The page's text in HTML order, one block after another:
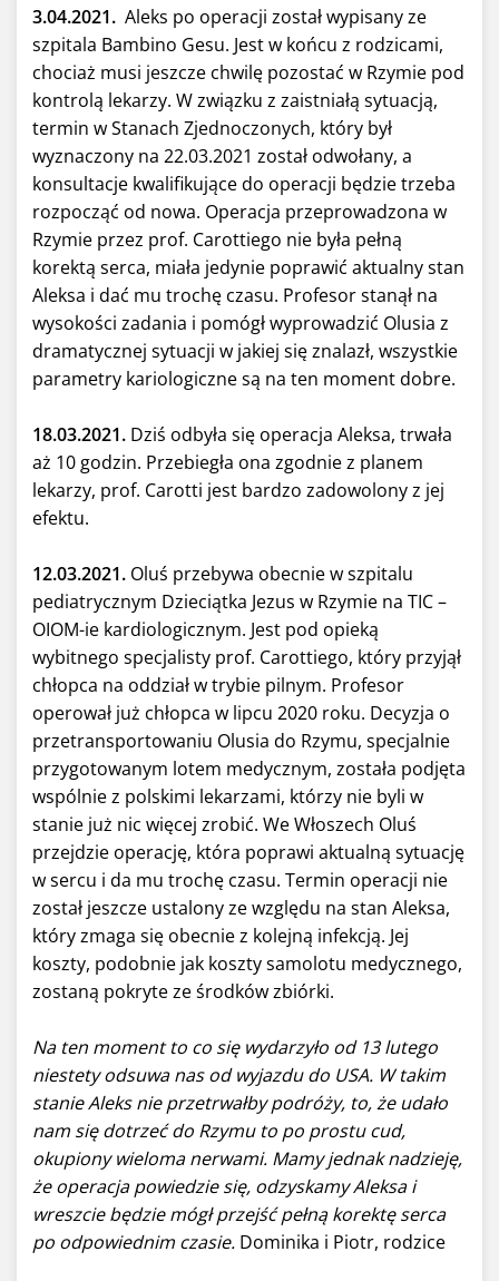
3.04.2021. Aleks po operacji został wypisany ze
szpitala Bambino Gesu. Jest w końcu z rodzicami,
chociaż musi jeszcze chwilę pozostać w Rzymie pod
kontrolą lekarzy. W związku z zaistniałą sytuacją,
termin w Stanach Zjednoczonych, który był
wyznaczony na 22.03.2021 został odwołany, a
konsultacje kwalifikujące do operacji będzie trzeba
rozpocząć od nowa. Operacja przeprowadzona w
Rzymie przez prof. Carottiego nie była pełną
korektą serca, miała jedynie poprawić aktualny stan
Aleksa i dać mu trochę czasu. Profesor stanął na
wysokości zadania i pomógł wyprowadzić Olusia z
dramatycznej sytuacji w jakiej się znalazł, wszystkie
parametry kariologiczne są na ten moment dobre.
18.03.2021. Dziś odbyła się operacja Aleksa, trwała
aż 10 godzin. Przebiegła ona zgodnie z planem
lekarzy, prof. Carotti jest bardzo zadowolony z jej
efektu.
12.03.2021. Oluś przebywa obecnie w szpitalu
pediatrycznym Dzieciątka Jezus w Rzymie na TIC –
OIOM-ie kardiologicznym. Jest pod opieką
wybitnego specjalisty prof. Carottiego, który przyjął
chłopca na oddział w trybie pilnym. Profesor
operował już chłopca w lipcu 2020 roku. Decyzja o
przetransportowaniu Olusia do Rzymu, specjalnie
przygotowanym lotem medycznym, została podjęta
wspólnie z polskimi lekarzami, którzy nie byli w
stanie już nic więcej zrobić. We Włoszech Oluś
przejdzie operację, która poprawi aktualną sytuację
w sercu i da mu trochę czasu. Termin operacji nie
został jeszcze ustalony ze względu na stan Aleksa,
który zmaga się obecnie z kolejną infekcją. Jej
koszty, podobnie jak koszty samolotu medycznego,
zostaną pokryte ze środków zbiórki.
Na ten moment to co się wydarzyło od 13 lutego
niestety odsuwa nas od wyjazdu do USA. W takim
stanie Aleks nie przetrwałby podróży, to, że udało
nam się dotrzeć do Rzymu to po prostu cud,
okupiony wieloma nerwami. Mamy jednak nadzieję,
że operacja powiedzie się, odzyskamy Aleksa i
wreszcie będzie mógł przejść pełną korektę serca
po odpowiednim czasie. Dominika i Piotr, rodzice